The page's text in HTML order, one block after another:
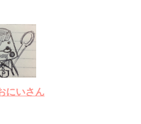
にいさん